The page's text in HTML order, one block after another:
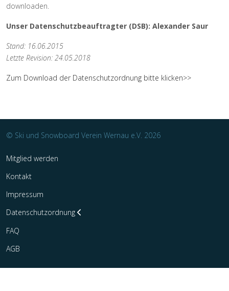
downloaden.
Unser Datenschutzbeauftragter (DSB): Alexander Saur
Stand: 16.06.2015
Letzte Revision: 24.05.2018
Zum Download der Datenschutzordnung bitte klicken>>
© Ski und Snowboard Verein Wernau e.V. 2026
Mitglied werden
Kontakt
Impressum
Datenschutzordnung
FAQ
AGB